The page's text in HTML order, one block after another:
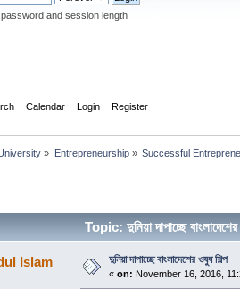
and session length
Calendar Login Register
» Entrepreneurship» Successful
Topic: দুনিয়া দাপাচ্ছে
Islam দুনিয়া দাপাচ্ছে বাংলাদেশের ওষুধ শিল্প
« on: November 16, 2016,